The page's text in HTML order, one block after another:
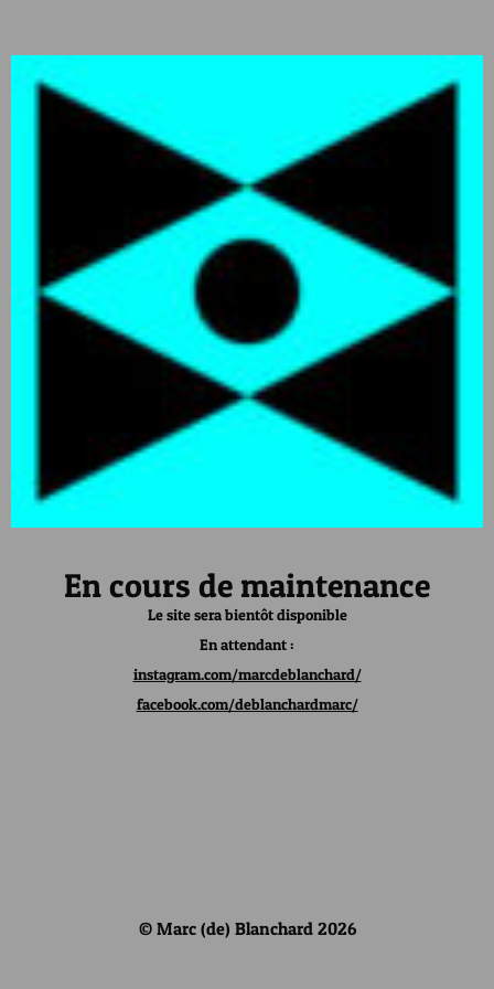
En cours de maintenance
Le site sera bientôt disponible
En attendant :
instagram.com/marcdeblanchard/
facebook.com/deblanchardmarc/
© Marc (de) Blanchard 2026